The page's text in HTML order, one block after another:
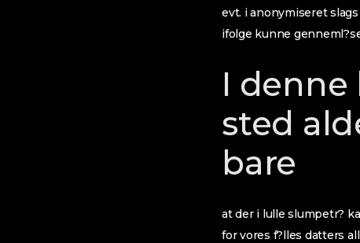
evt. i anonymiseret
ifolge kunne
I
sted
bare
at der i lulle slumpetr?
for vores f?lles datters